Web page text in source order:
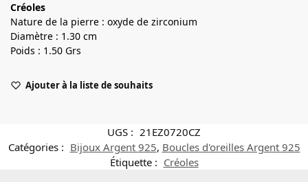
Créoles
Nature de la pierre : oxyde de zirconium
Diamètre : 1.30 cm
Poids : 1.50 Grs
Ajouter à la liste de souhaits
UGS : 21EZ0720CZ
Catégories : Bijoux Argent 925, Boucles d'oreilles Argent 925
Étiquette : Créoles